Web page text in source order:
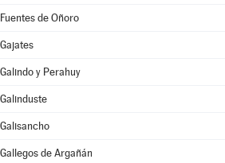
Fuentes de Oñoro
Gajates
Galindo y Perahuy
Galinduste
Galisancho
Gallegos de Argañán